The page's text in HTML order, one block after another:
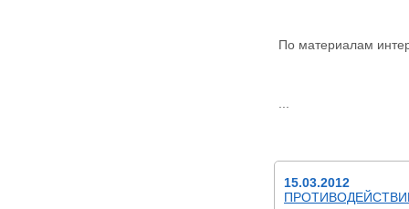
По материалам
15.03.2012